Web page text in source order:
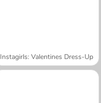
Instagirls: Valentines Dress-Up